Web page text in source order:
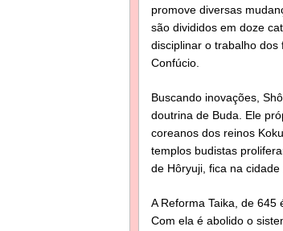
promove diversas
são divididos em doze
disciplinar o trabalho
Confúcio.
Buscando inovações,
doutrina de Buda. Ele
coreanos dos reinos
templos budistas
de Hôryuji, fica na
A Reforma Taika, de 645
Com ela é abolido o